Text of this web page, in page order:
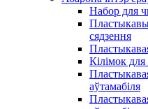
Набор для
Пластыкавы
сядзення
Кілімок для
аўтамабіля